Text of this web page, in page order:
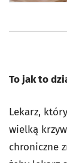
To jak to
Lekarz,
wielką
chroniczne